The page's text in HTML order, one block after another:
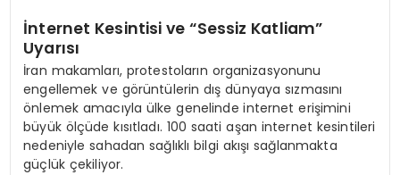
İnternet Kesintisi ve “Sessiz Katliam”
Uyarısı
İran makamları, protestoların organizasyonunu
engellemek ve görüntülerin dış dünyaya sızmasını
önlemek amacıyla ülke genelinde internet erişimini
büyük ölçüde kısıtladı. 100 saati aşan internet kesintileri
nedeniyle sahadan sağlıklı bilgi akışı sağlanmakta
güçlük çekiliyor.